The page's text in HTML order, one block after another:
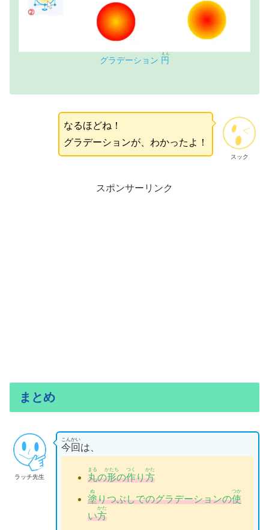
グラデーション 円
えん
スック
なるほどね！
グラデーションが、わかったよ！
スポンサーリンク
まとめ
ラッチ先生
今回
こんかい
は、
丸
まる
の形
かたち
の作
つく
り方
かた
塗
ぬ
りつぶしでのグラデーションの使
つか
い方
かた